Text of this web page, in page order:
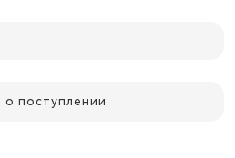
о поступлении